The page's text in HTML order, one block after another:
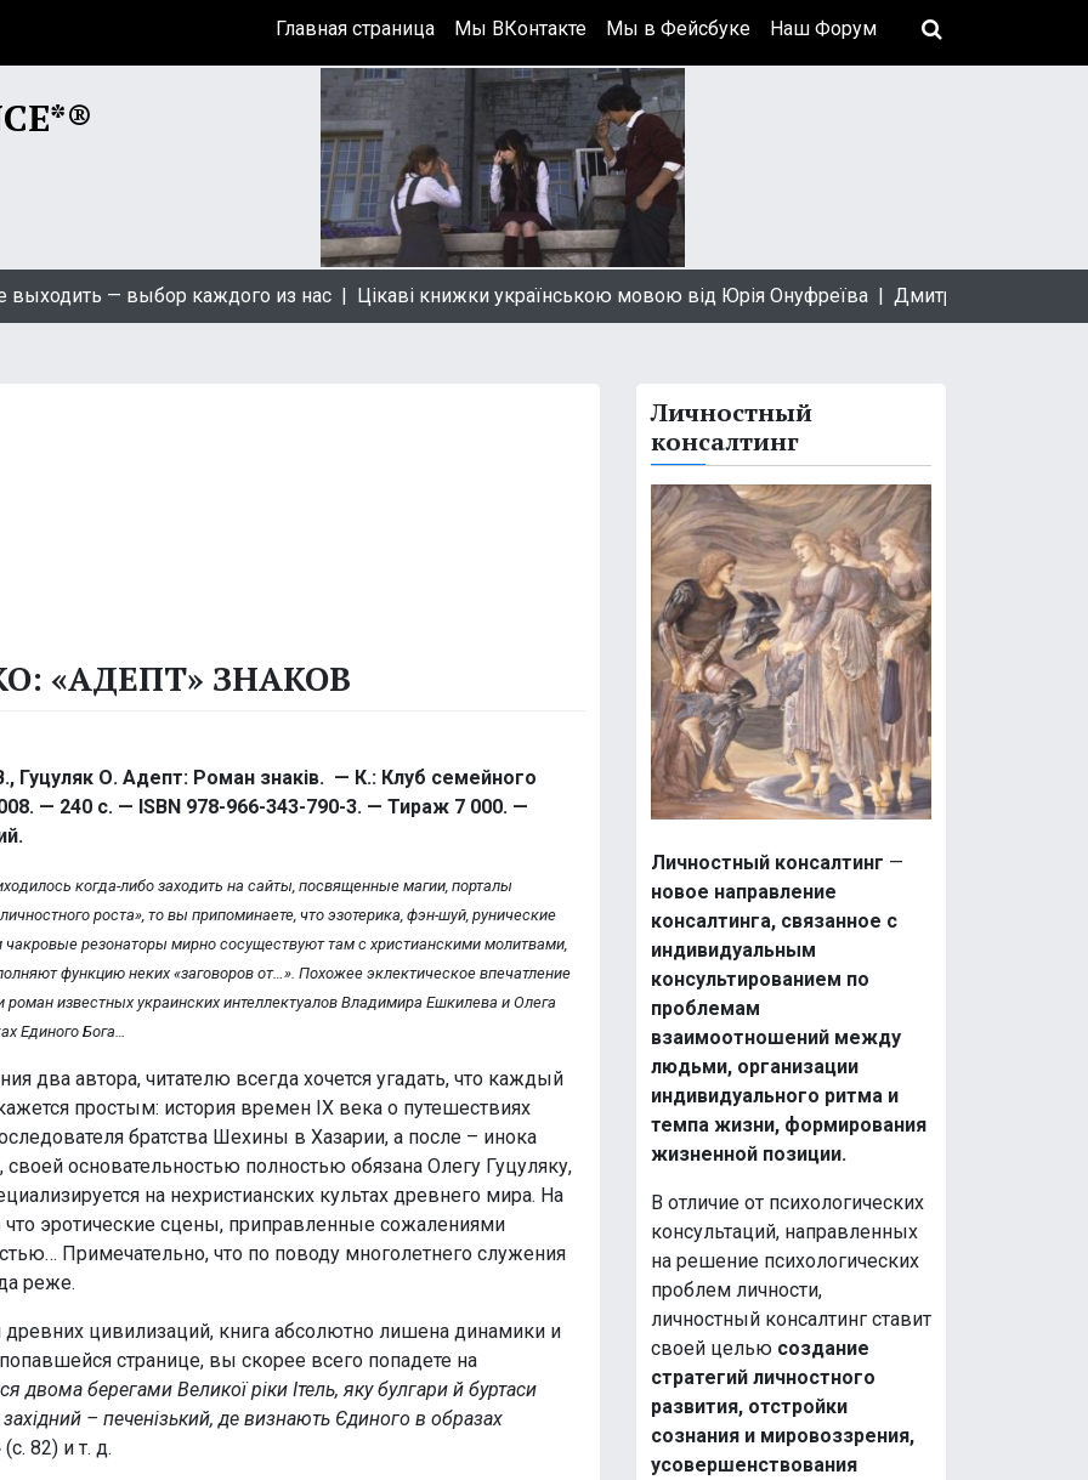
Главная страница Мы ВКонтакте Мы в Фейсбуке Наш Форум
— выбор каждого из нас | Цікаві книжки українською мовою від Юрія Онуфреїва |Дмитрий Быков: За
«АДЕПТ» ЗНАКОВ
Гуцуляк О. Адепт: Роман знаків. — К.: Клуб семейного
— 240 с. — ISBN 978-966-343-790-3. — Тираж 7 000. —
когда-либо заходить на сайты, посвященные магии, порталы
роста», то вы припоминаете, что эзотерика, фэн-шуй, рунические
резонаторы мирно сосуществуют там с христианскими молитвами,
функцию неких «заговоров от…». Похожее эклектическое впечатление
роман известных украинских интеллектуалов Владимира Ешкилева и Олега
Единого Бога…
два автора, читателю всегда хочется угадать, что каждый
простым: история времен ІХ века о путешествиях
братства Шехины в Хазарии, а после – инока
основательностью полностью обязана Олегу Гуцуляку,
на нехристианских культах древнего мира. На
эротические сцены, приправленные сожалениями
Примечательно, что по поводу многолетнего служения
реже.
цивилизаций, книга абсолютно лишена динамики и
странице, вы скорее всего попадете на
двома берегами Великої ріки Ітель, яку булгари й буртаси
– печенізький, де визнають Єдиного в образах
(с. 82) и т. д.
Личностный
консалтинг
Личностный консалтинг —
новое направление
консалтинга, связанное с
индивидуальным
консультированием по
проблемам
взаимоотношений между
людьми, организации
индивидуального ритма и
темпа жизни, формирования
жизненной позиции.
В отличие от психологических
консультаций, направленных
на решение психологических
проблем личности,
личностный консалтинг ставит
своей целью создание
стратегий личностного
развития, отстройки
сознания и мировоззрения,
усовершенствования